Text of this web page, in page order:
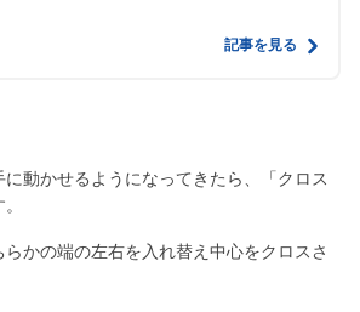
記事を見る
動かせるようになってきたら、「クロス
かの端の左右を入れ替え中心をクロスさ